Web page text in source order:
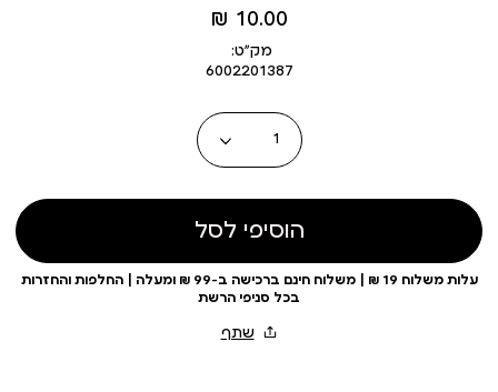
מחיר
מוצר
10.00 ₪
מק״ט:
6002201387
כמות
הוסיפי לסל
עלות משלוח 19 ₪ | משלוח חינם ברכישה ב-99 ₪ ומעלה | החלפות והחזרות
בכל סניפי הרשת